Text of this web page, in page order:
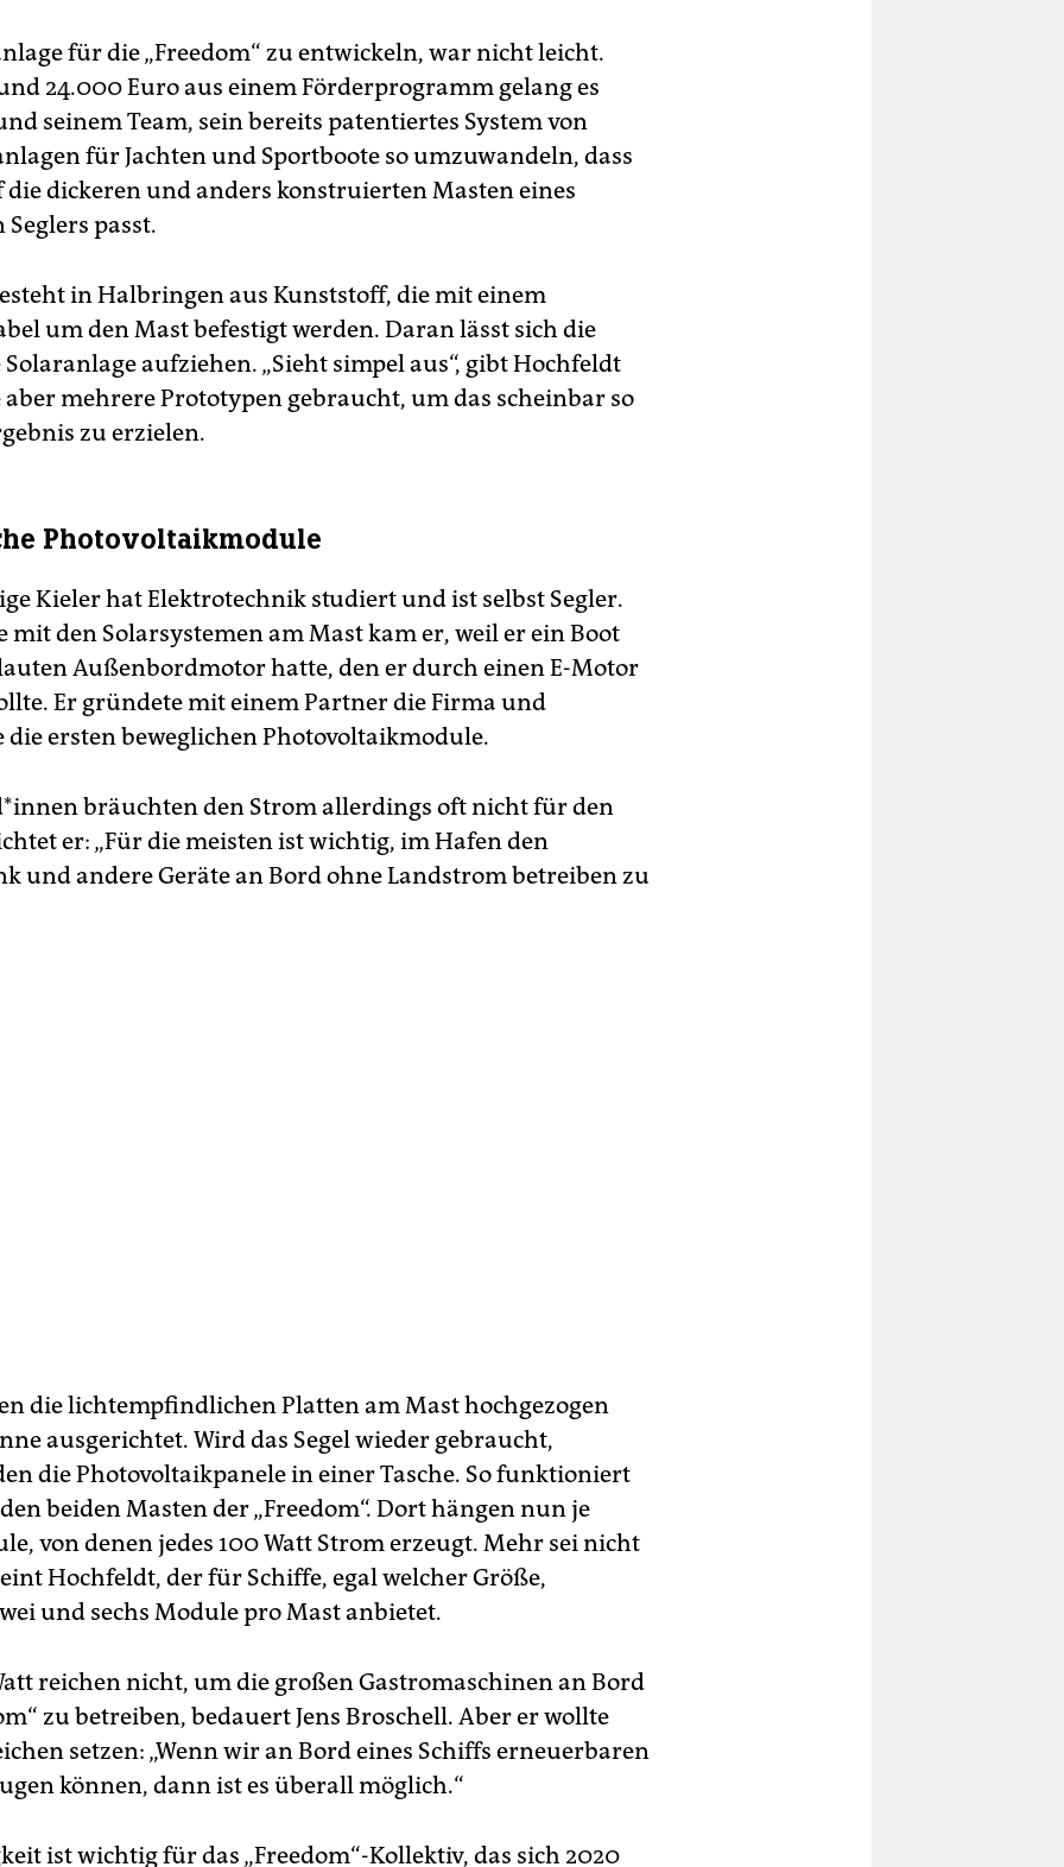
für die „Freedom“ zu entwickeln, war nicht leicht.
24.000 Euro aus einem Förderprogramm gelang es
seinem Team, sein bereits patentiertes System von
für Jachten und Sportboote so umzuwandeln, dass
die dickeren und anders konstruierten Masten eines
passt.
in Halbringen aus Kunststoff, die mit einem
um den Mast befestigt werden. Daran lässt sich die
aufziehen. „Sieht simpel aus“, gibt Hochfeldt
aber mehrere Prototypen gebraucht, um das scheinbar so
zu erzielen.
Photovoltaikmodule
Kieler hat Elektrotechnik studiert und ist selbst Segler.
mit den Solarsystemen am Mast kam er, weil er ein Boot
Außenbordmotor hatte, den er durch einen E-Motor
Er gründete mit einem Partner die Firma und
die ersten beweglichen Photovoltaikmodule.
bräuchten den Strom allerdings oft nicht für den
er: „Für die meisten ist wichtig, im Hafen den
und andere Geräte an Bord ohne Landstrom betreiben zu
die lichtempfindlichen Platten am Mast hochgezogen
ausgerichtet. Wird das Segel wieder gebraucht,
die Photovoltaikpanele in einer Tasche. So funktioniert
beiden Masten der „Freedom“. Dort hängen nun je
von denen jedes 100 Watt Strom erzeugt. Mehr sei nicht
Hochfeldt, der für Schiffe, egal welcher Größe,
und sechs Module pro Mast anbietet.
reichen nicht, um die großen Gastromaschinen an Bord
zu betreiben, bedauert Jens Broschell. Aber er wollte
setzen: „Wenn wir an Bord eines Schiffs erneuerbaren
können, dann ist es überall möglich.“
ist wichtig für das „Freedom“-Kollektiv, das sich 2020